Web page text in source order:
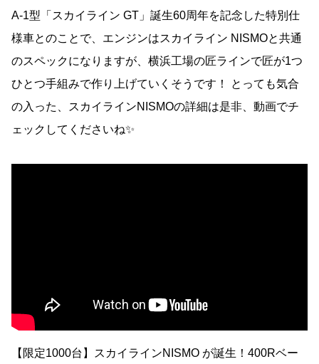
A-1型「スカイライン GT」誕生60周年を記念した特別仕
様車とのことで、エンジンはスカイライン NISMOと共通
のスペックになりますが、横浜工場の匠ラインで匠が1つ
ひとつ手組みで作り上げていくそうです！ とっても気合
の入った、スカイラインNISMOの詳細は是非、動画でチ
ェックしてくださいね✨
【限定1000台】スカイラインNISMO が誕生！400Rベー